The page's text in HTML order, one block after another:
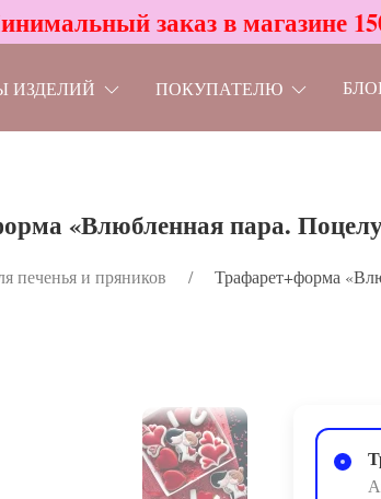
заказ в магазине
ИЗДЕЛИЙ ПОКУПАТЕЛЮ
«Влюбленная пара.
печенья и пряников Трафарет+форма